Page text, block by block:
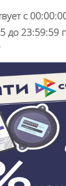
с
до 23:59:59